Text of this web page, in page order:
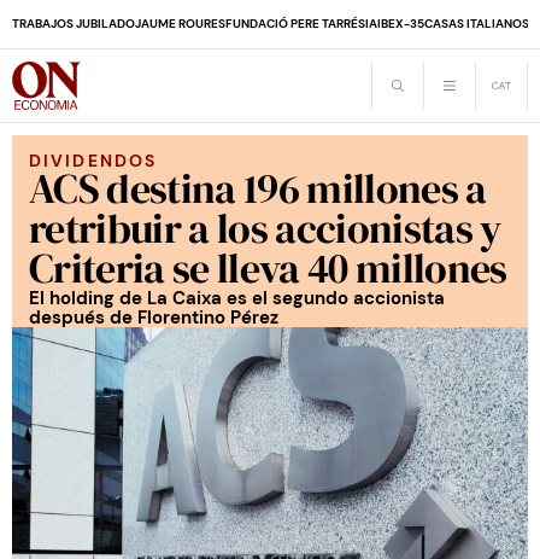
TRABAJOS JUBILADOJAUME ROURESFUNDACIÓ PERE TARRÉSIAIBEX-35CASAS ITALIANOS
DIVIDENDOS
ACS destina 196 millones a
retribuir a los accionistas y
Criteria se lleva 40 millones
El holding de La Caixa es el segundo accionista
después de Florentino Pérez